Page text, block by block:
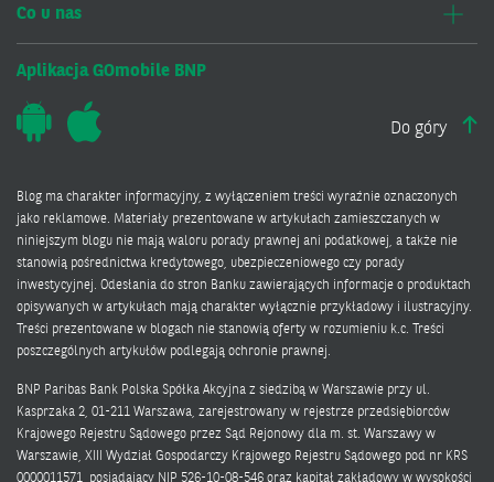
Co u nas
Aplikacja GOmobile BNP
Do góry
Blog ma charakter informacyjny, z wyłączeniem treści wyraźnie oznaczonych
jako reklamowe. Materiały prezentowane w artykułach zamieszczanych w
niniejszym blogu nie mają waloru porady prawnej ani podatkowej, a także nie
stanowią pośrednictwa kredytowego, ubezpieczeniowego czy porady
inwestycyjnej. Odesłania do stron Banku zawierających informacje o produktach
opisywanych w artykułach mają charakter wyłącznie przykładowy i ilustracyjny.
Treści prezentowane w blogach nie stanowią oferty w rozumieniu k.c. Treści
poszczególnych artykułów podlegają ochronie prawnej.
BNP Paribas Bank Polska Spółka Akcyjna z siedzibą w Warszawie przy ul.
Kasprzaka 2, 01-211 Warszawa, zarejestrowany w rejestrze przedsiębiorców
Krajowego Rejestru Sądowego przez Sąd Rejonowy dla m. st. Warszawy w
Warszawie, XIII Wydział Gospodarczy Krajowego Rejestru Sądowego pod nr KRS
0000011571, posiadający NIP 526-10-08-546 oraz kapitał zakładowy w wysokości